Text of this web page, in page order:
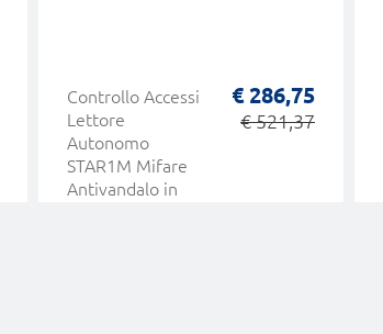
Controllo Accessi
Lettore
Autonomo
STAR1M Mifare
Antivandalo in
€ 286,75
€ 521,37